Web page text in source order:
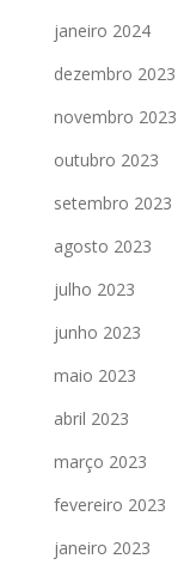
janeiro 2024
dezembro 2023
novembro 2023
outubro 2023
setembro 2023
agosto 2023
julho 2023
junho 2023
maio 2023
abril 2023
março 2023
fevereiro 2023
janeiro 2023